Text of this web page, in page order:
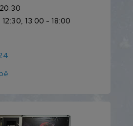
13:00 - 18:00